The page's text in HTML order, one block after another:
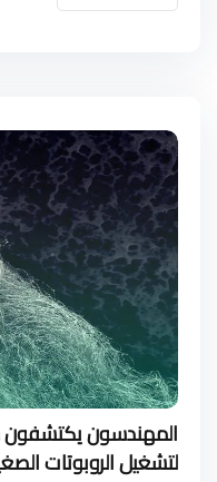
المهندسون يكتشفون
لتشغيل الروبوتات